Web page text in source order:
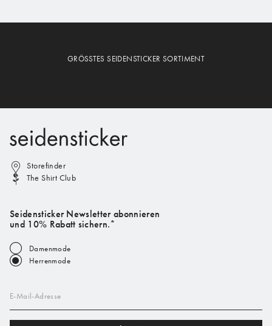
GRÖSSTES SEIDENSTICKER SORTIMENT
Storefinder
The Shirt Club
Seidensticker Newsletter abonnieren
und 10% Rabatt sichern.*
Damenmode
Herrenmode
E-Mail-Adresse